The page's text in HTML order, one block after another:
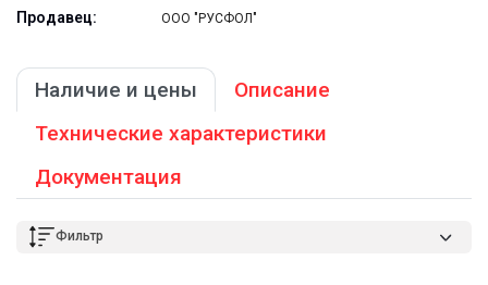
Продавец: ООО "РУСФОЛ"
Наличие и цены
Описание
Технические характеристики
Документация
Фильтр